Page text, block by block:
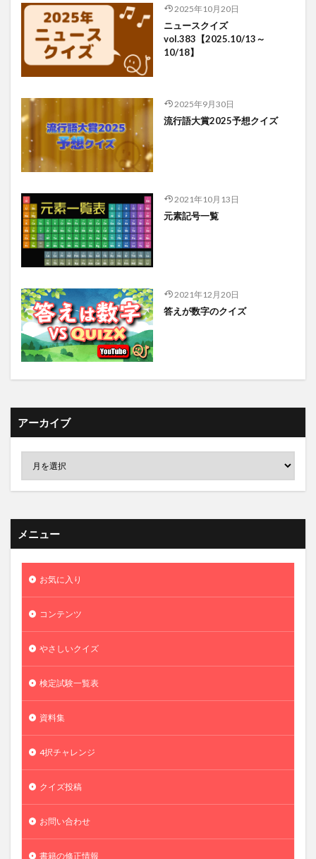
2025年10月20日
ニュースクイズ
vol.383【2025.10/13～
10/18】
2025年9月30日
流行語大賞2025予想クイズ
2021年10月13日
元素記号一覧
2021年12月20日
答えが数字のクイズ
アーカイブ
メニュー
お気に入り
コンテンツ
やさしいクイズ
検定試験一覧表
資料集
4択チャレンジ
クイズ投稿
お問い合わせ
書籍の修正情報